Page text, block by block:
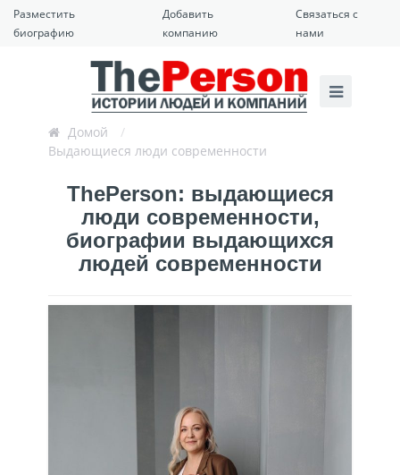
Разместить
биографию
Добавить
компанию
Связаться с
нами
Домой
/
Выдающиеся люди современности
ThePerson: выдающиеся
люди современности,
биографии выдающихся
людей современности